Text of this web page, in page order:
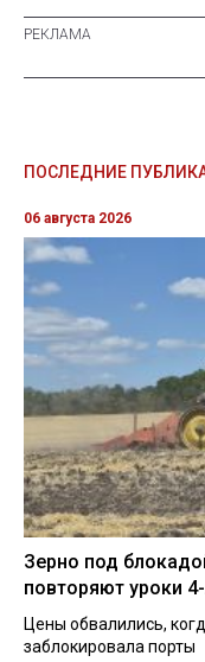
ПОСЛЕДНИЕ
06 августа 2026
Зерно под
повторяют уроки
Цены обвалились,
заблокировала порты